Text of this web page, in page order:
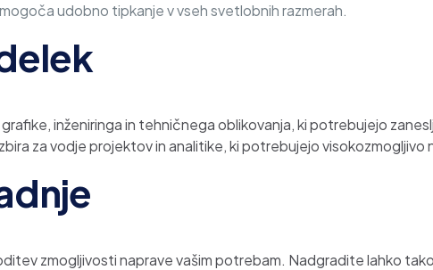
udobno tipkanje v vseh svetlobnih razmerah.
inženiringa in tehničnega oblikovanja, ki potrebujejo
za vodje projektov in analitike, ki potrebujejo
zmogljivosti naprave vašim potrebam. Nadgradite lahko